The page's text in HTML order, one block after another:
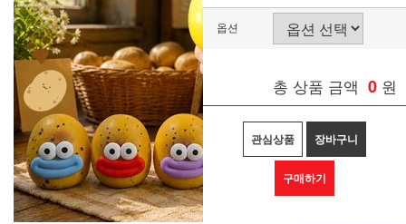
옵션
총 상품 금액 0 원
관심상품 장바구니
구매하기